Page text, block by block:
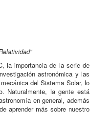
la importancia de la serie de
astronómica y las
del Sistema Solar, lo
Naturalmente, la gente está
en general, además
aprender más sobre nuestro